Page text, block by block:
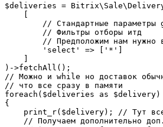
$deliveries =
    [
// Стандартные параметры
        // Фильтры отборы итд
// Предположим нам нужно
        'select' => ['*']
    ]
)->fetchAll();
// Можно и while но доставок
// что все сразу в памяти
foreach($deliveries as $delivery)
{
print_r($delivery); // Тут
// Получаем дополнительно